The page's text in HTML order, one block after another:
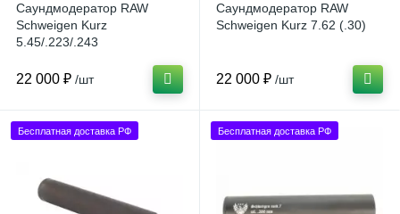
Саундмодератор RAW
Schweigen Kurz
5.45/.223/.243
22 000 ₽ /шт
Саундмодератор RAW
Schweigen Kurz 7.62 (.30)
22 000 ₽ /шт
Бесплатная доставка РФ Бесплатная доставка РФ